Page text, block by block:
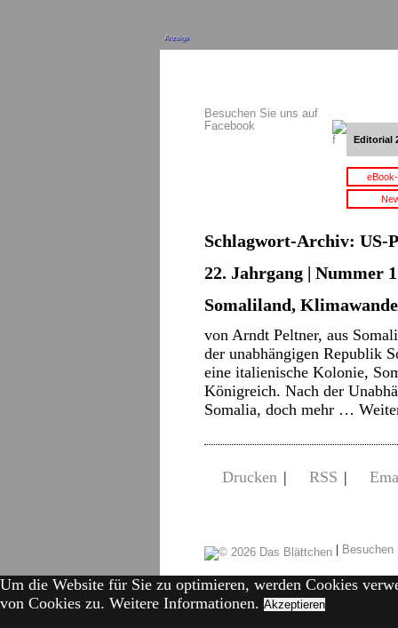
Anzeige
Besuchen Sie uns auf
Facebook
Editorial
Schlagwort-Archiv: US-
22. Jahrgang | Nummer
Somaliland,
von Arndt Peltner, aus
der unabhängigen Republik
eine italienische Kolonie,
Königreich. Nach der
Somalia, doch mehr …
Drucken | RSS |
|
Um die Website für Sie zu optimieren, werden Cookies
von Cookies zu. Weitere Informationen. Akzeptieren